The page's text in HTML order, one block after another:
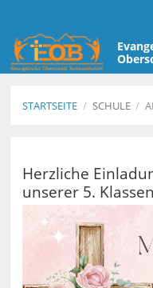
STARTSEITE / SCHULE /
Herzliche
unserer 5. Klassen